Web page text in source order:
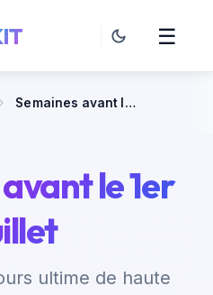
☰
Semaines avant le 1er Juillet
le 1er
ultime de haute